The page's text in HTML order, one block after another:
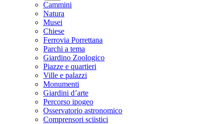
Cammini
Natura
Musei
Chiese
Ferrovia Porrettana
Parchi a tema
Giardino Zoologico
Piazze e quartieri
Ville e palazzi
Monumenti
Giardini d’arte
Percorso ipogeo
Osservatorio astronomico
Comprensori sciistici